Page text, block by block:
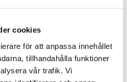
cookies
för att anpassa innehållet
tillhandahålla funktioner
vår trafik. Vi
För att minska avfall
EVO Pro Change Robe är
premiumtyger med en giftfri,
att minimera miljöpåverkan.
är högklassigt och håller dig